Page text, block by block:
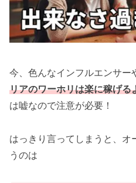
今、色んなインフルエンサー
リアのワーホリは楽に稼げる
は嘘なので注意が必要！
はっきり言ってしまうと、オ
うのは